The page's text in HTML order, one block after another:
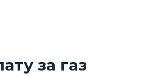
за газ